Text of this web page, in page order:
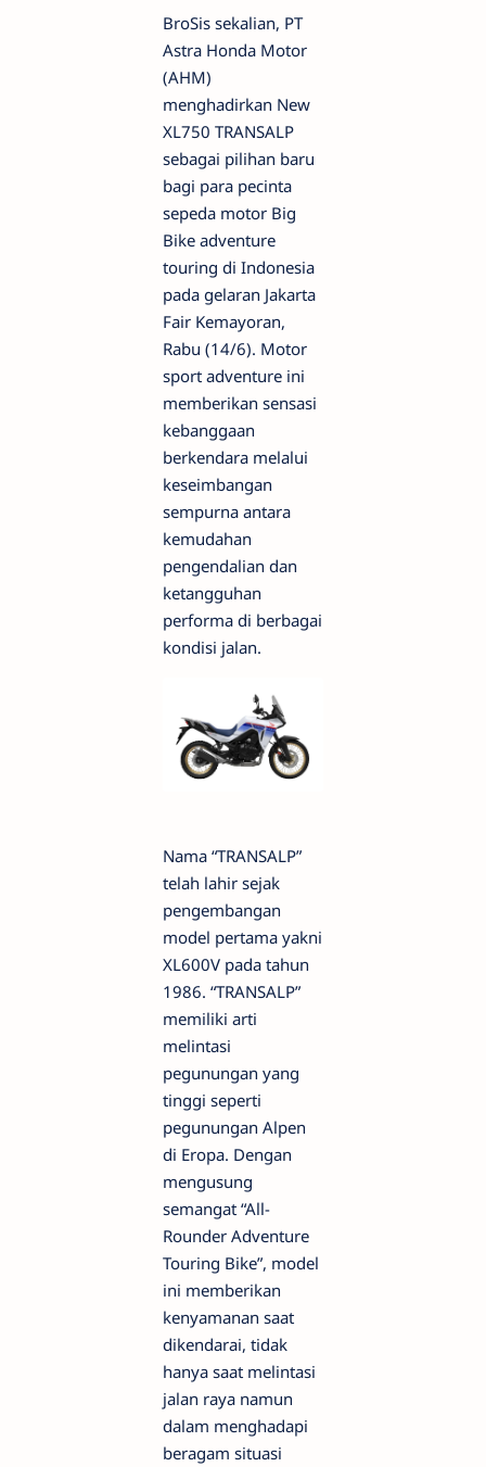
BroSis sekalian, PT
Astra Honda Motor
(AHM)
menghadirkan New
XL750 TRANSALP
sebagai pilihan baru
bagi para pecinta
sepeda motor Big
Bike adventure
touring di Indonesia
pada gelaran Jakarta
Fair Kemayoran,
Rabu (14/6). Motor
sport adventure ini
memberikan sensasi
kebanggaan
berkendara melalui
keseimbangan
sempurna antara
kemudahan
pengendalian dan
ketangguhan
performa di berbagai
kondisi jalan.
Nama “TRANSALP”
telah lahir sejak
pengembangan
model pertama yakni
XL600V pada tahun
1986. “TRANSALP”
memiliki arti
melintasi
pegunungan yang
tinggi seperti
pegunungan Alpen
di Eropa. Dengan
mengusung
semangat “All-
Rounder Adventure
Touring Bike”, model
ini memberikan
kenyamanan saat
dikendarai, tidak
hanya saat melintasi
jalan raya namun
dalam menghadapi
beragam situasi